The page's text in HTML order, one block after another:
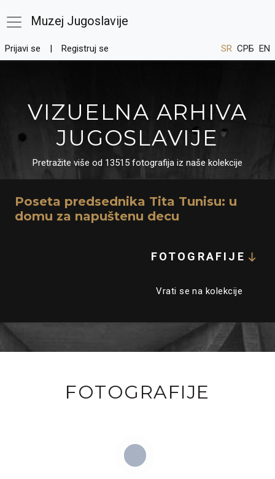
Muzej Jugoslavije
Prijavi se Registruj se SR СРБ EN
VIZUELNA ARHIVA
JUGOSLAVIJE
Pretražite više od 13515 fotografija iz naše kolekcije
Poseta predsednika Tita Tunisu: u
domu za napuštenu decu
FOTOGRAFIJE
Vrati se na kolekcije
FOTOGRAFIJE